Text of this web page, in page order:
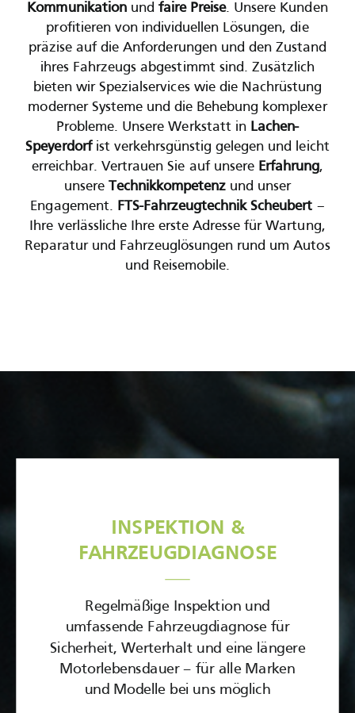
Kommunikationund faire Preise. Unsere Kunden
profitieren von individuellen Lösungen, die
präzise auf die Anforderungen und den Zustand
ihres Fahrzeugs abgestimmt sind. Zusätzlich
bieten wir Spezialservices wie die Nachrüstung
moderner Systeme und die Behebung komplexer
Probleme. Unsere Werkstatt in Lachen-
Speyerdorfist verkehrsgünstig gelegen und leicht
erreichbar. Vertrauen Sie auf unsere Erfahrung,
unsere
Technikkompetenz und unser
Engagement. FTS-Fahrzeugtechnik Scheubert –
Ihre verlässliche Ihre erste Adresse für Wartung,
Reparatur und Fahrzeuglösungen rund um Autos
und Reisemobile.
INSPEKTION &
FAHRZEUGDIAGNOSE
Regelmäßige Inspektion und
umfassende Fahrzeugdiagnose für
Sicherheit, Werterhalt und eine längere
Motorlebensdauer – für alle Marken
und Modelle bei uns möglich